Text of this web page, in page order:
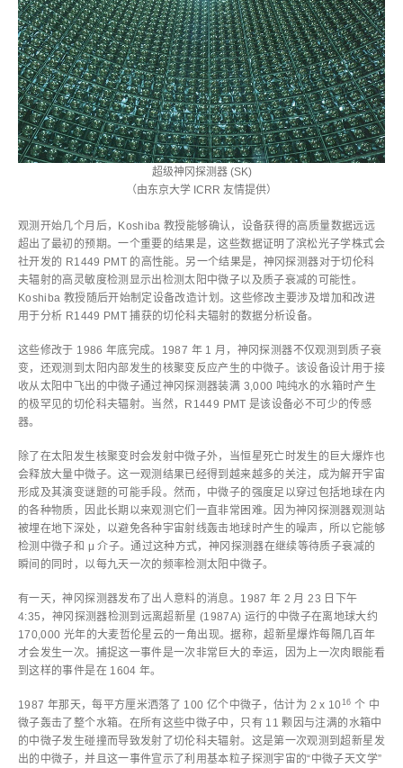
超级神冈探测器 (SK)
（由东京大学 ICRR 友情提供）
观测开始几个月后，Koshiba 教授能够确认，设备获得的高质量数据远远
超出了最初的预期。一个重要的结果是，这些数据证明了滨松光子学株式会
社开发的 R1449 PMT 的高性能。另一个结果是，神冈探测器对于切伦科
夫辐射的高灵敏度检测显示出检测太阳中微子以及质子衰减的可能性。
Koshiba 教授随后开始制定设备改造计划。这些修改主要涉及增加和改进
用于分析 R1449 PMT 捕获的切伦科夫辐射的数据分析设备。
这些修改于 1986 年底完成。1987 年 1 月，神冈探测器不仅观测到质子衰
变，还观测到太阳内部发生的核聚变反应产生的中微子。该设备设计用于接
收从太阳中飞出的中微子通过神冈探测器装满 3,000 吨纯水的水箱时产生
的极罕见的切伦科夫辐射。当然，R1449 PMT 是该设备必不可少的传感
器。
除了在太阳发生核聚变时会发射中微子外，当恒星死亡时发生的巨大爆炸也
会释放大量中微子。这一观测结果已经得到越来越多的关注，成为解开宇宙
形成及其演变谜题的可能手段。然而，中微子的强度足以穿过包括地球在内
的各种物质，因此长期以来观测它们一直非常困难。因为神冈探测器观测站
被埋在地下深处，以避免各种宇宙射线轰击地球时产生的噪声，所以它能够
检测中微子和 μ 介子。通过这种方式，神冈探测器在继续等待质子衰减的
瞬间的同时，以每九天一次的频率检测太阳中微子。
有一天，神冈探测器发布了出人意料的消息。1987 年 2 月 23 日下午
4:35，神冈探测器检测到远离超新星 (1987A) 运行的中微子在离地球大约
170,000 光年的大麦哲伦星云的一角出现。据称，超新星爆炸每隔几百年
才会发生一次。捕捉这一事件是一次非常巨大的幸运，因为上一次肉眼能看
到这样的事件是在 1604 年。
1987 年那天，每平方厘米洒落了 100 亿个中微子，估计为 2 x 10 16 个 中
微子轰击了整个水箱。在所有这些中微子中，只有 11 颗因与注满的水箱中
的中微子发生碰撞而导致发射了切伦科夫辐射。这是第一次观测到超新星发
出的中微子，并且这一事件宣示了利用基本粒子探测宇宙的“中微子天文学”